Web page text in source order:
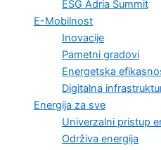
ESG Adria Summit
E-Mobilnost
Inovacije
Pametni gradovi
Energetska
Digitalna
Energija za sve
Univerzalni pristup
Održiva energija